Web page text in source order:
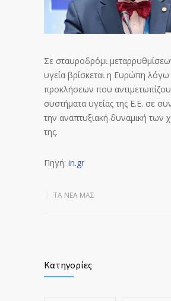
Σε σταυροδρόμι
υγεία βρίσκεται η Ευρώπη
προκλήσεων που
συστήματα υγείας της Ε.Ε. σε
την αναπτυξιακή δυναμική
της.
Πηγή: in.gr
ΤΑ ΝΈΑ ΜΑΣ
Κατηγορίες